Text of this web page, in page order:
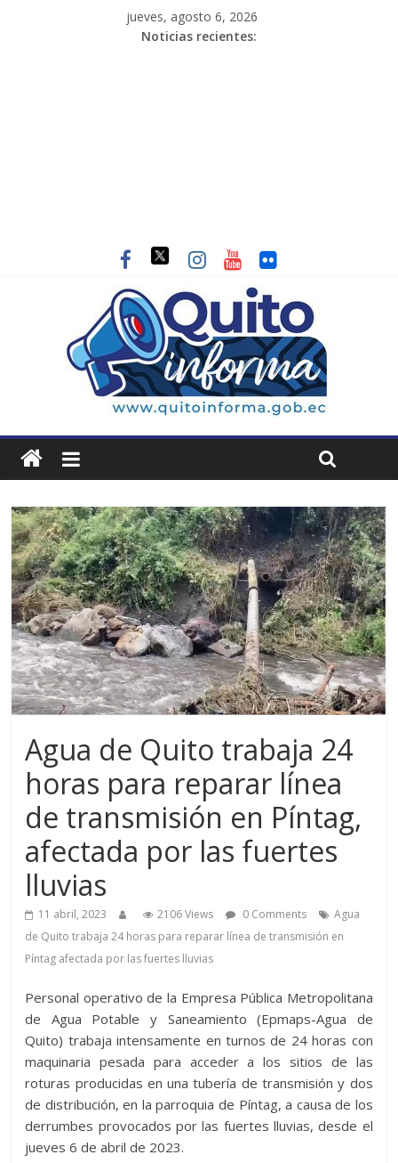
jueves, agosto 6, 2026
Noticias recientes:
Agua de Quito trabaja 24
horas para reparar línea
de transmisión en Píntag,
afectada por las fuertes
lluvias
11 abril, 2023 2106 Views 0 Comments
Agua
de Quito trabaja 24 horas para reparar línea de transmisión en
Píntag afectada por las fuertes lluvias
Personal operativo de la Empresa Pública Metropolitana
de Agua Potable y Saneamiento (Epmaps-Agua de
Quito) trabaja intensamente en turnos de 24 horas con
maquinaria pesada para acceder a los sitios de las
roturas producidas en una tubería de transmisión y dos
de distribución, en la parroquia de Píntag, a causa de los
derrumbes provocados por las fuertes lluvias, desde el
jueves 6 de abril de 2023.